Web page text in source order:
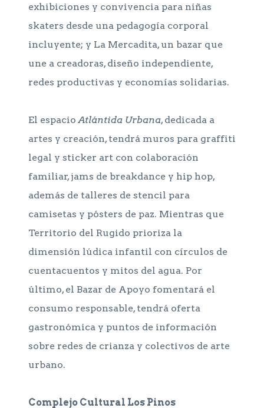
exhibiciones y convivencia para niñas
skaters desde una pedagogía corporal
incluyente; y La Mercadita, un bazar que
une a creadoras, diseño independiente,
redes productivas y economías solidarias.
El espacioAtlántida Urbana, dedicada a
artes y creación, tendrá muros para graffiti
legal y sticker art con colaboración
familiar, jams de breakdance y hip hop,
además de talleres de stencil para
camisetas y pósters de paz. Mientras que
Territorio del Rugido prioriza la
dimensión lúdica infantil con círculos de
cuentacuentos y mitos del agua. Por
último, el Bazar de Apoyo fomentará el
consumo responsable, tendrá oferta
gastronómica y puntos de información
sobre redes de crianza y colectivos de arte
urbano.
Complejo Cultural Los Pinos